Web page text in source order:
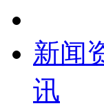
新闻
讯